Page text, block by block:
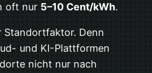
oft nur 5–10 Cent/kWh.
Denn
und KI-Plattformen
nicht nur nach